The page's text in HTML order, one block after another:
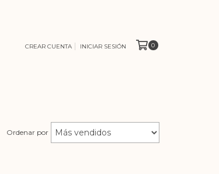
CREAR CUENTA INICIAR SESIÓN 0
Ordenar por